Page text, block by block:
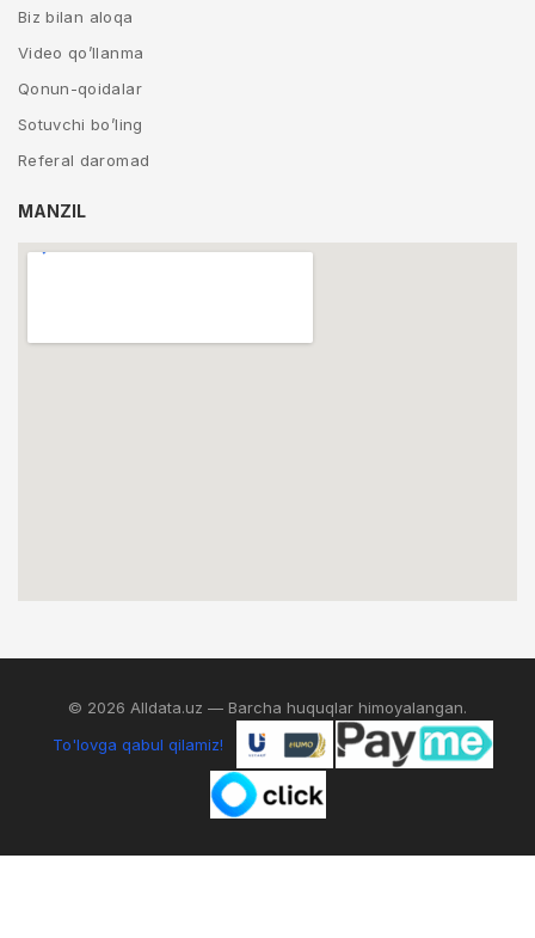
Biz bilan aloqa
Video qo’llanma
Qonun-qoidalar
Sotuvchi bo’ling
Referal daromad
MANZIL
© 2026 Alldata.uz — Barcha huquqlar himoyalangan.
To'lovga qabul qilamiz!